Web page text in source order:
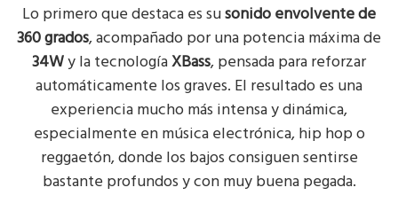
Lo primero que destaca es susonido envolvente de
360 grados, acompañado por una potencia máxima de
34Wy la tecnologíaXBass, pensada para reforzar
automáticamente los graves. El resultado es una
experiencia mucho más intensa y dinámica,
especialmente en música electrónica, hip hop o
reggaetón, donde los bajos consiguen sentirse
bastante profundos y con muy buena pegada.